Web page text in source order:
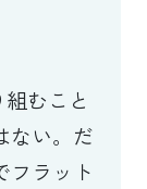
むこと
ない。だ
フラット